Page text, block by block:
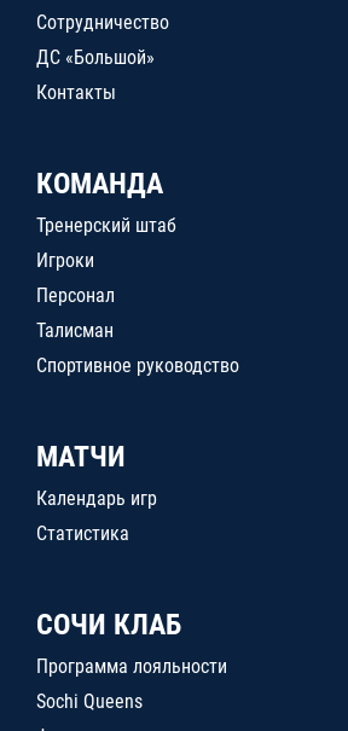
Сотрудничество
ДС «Большой»
Контакты
КОМАНДА
Тренерский штаб
Игроки
Персонал
Талисман
Спортивное руководство
МАТЧИ
Календарь игр
Статистика
СОЧИ КЛАБ
Программа лояльности
Sochi Queens